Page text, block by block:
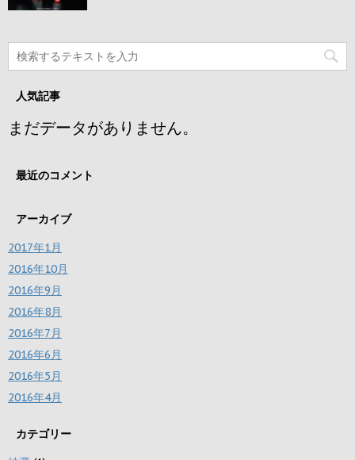
人気記事
まだデータがありません。
最近のコメント
アーカイブ
2017年1月
2016年10月
2016年9月
2016年8月
2016年7月
2016年6月
2016年5月
2016年4月
カテゴリー